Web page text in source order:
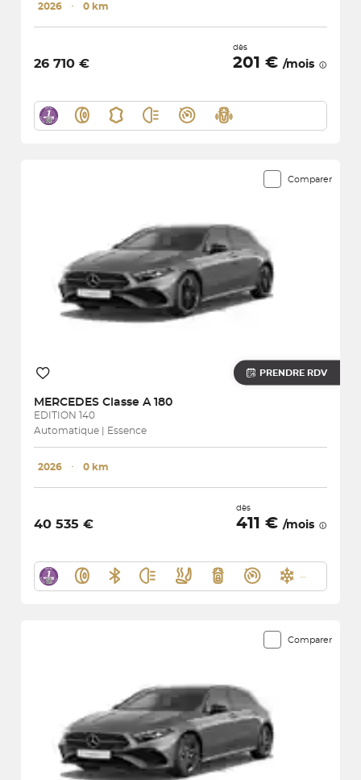
2026 ･ 0 km
26 710 €
dès
201 € /mois
Comparer
PRENDRE RDV
MERCEDES Classe A 180
EDITION 140
Automatique | Essence
2026 ･ 0 km
40 535 €
dès
411 € /mois
Comparer